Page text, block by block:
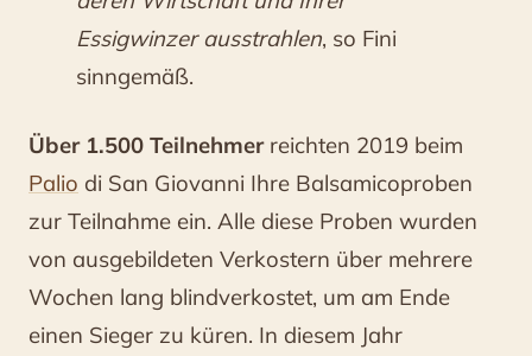
Essigwinzer ausstrahlen, so Fini
sinngemäß.
Über 1.500 Teilnehmerreichten 2019 beim
Palio di San Giovanni Ihre Balsamicoproben
zur Teilnahme ein. Alle diese Proben wurden
von ausgebildeten Verkostern über mehrere
Wochen lang blindverkostet, um am Ende
einen Sieger zu küren. In diesem Jahr